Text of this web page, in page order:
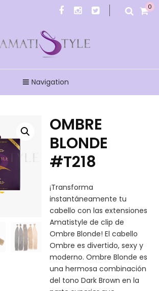
0
Navigation
OMBRE
BLONDE
#T218
¡Transforma
instantáneamente tu
cabello con las extensiones
Amatistyle de clip de
Ombre Blonde! El cabello
Ombre es divertido, sexy y
moderno. Ombre Blonde es
una hermosa combinación
del tono Dark Brown en la